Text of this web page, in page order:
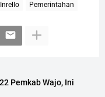
Pemerintahan
Pemkab Wajo, Ini